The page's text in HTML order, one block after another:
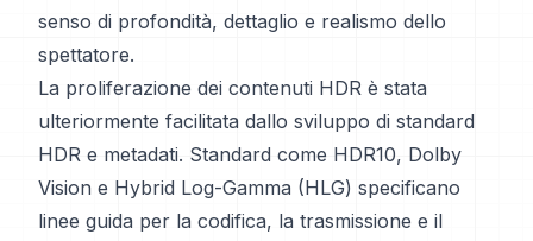
senso di profondità, dettaglio e realismo dello
spettatore.
La proliferazione dei contenuti HDR è stata
ulteriormente facilitata dallo sviluppo di standard
HDR e metadati. Standard come HDR10, Dolby
Vision e Hybrid Log-Gamma (HLG) specificano
linee guida per la codifica, la trasmissione e il